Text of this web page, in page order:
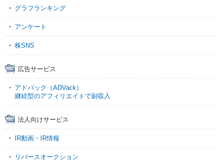
グラフランキング
アンケート
株SNS
広告サービス
アドバック（ADVack）
継続型のアフィリエイトで副収入
法人向けサービス
IR動画・IR情報
リバースオークション